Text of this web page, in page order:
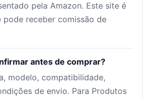
pela Amazon. Este site é
pode receber comissão de
antes de comprar?
modelo, compatibilidade,
de envio. Para Produtos